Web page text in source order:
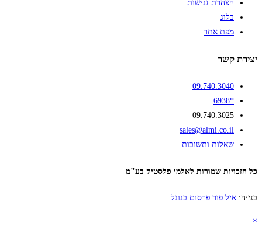
הצהרת נגישות
בלוג
מפת אתר
יצירת קשר
09.740.3040
*6938
09.740.3025
sales@almi.co.il
שאלות ותשובות
כל הזכויות שמורות לאלמי פלסטיק בע"מ
בנייה: איל פור פרסום בגוגל
×